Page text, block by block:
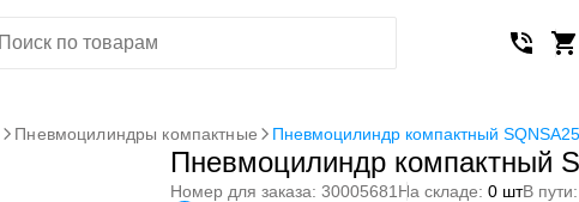
Пневмоцилиндры компактные
Пневмоцилиндр компактный
Пневмоцилиндр компактный
Номер для заказа: 30005681 На складе: 0 штВ пути: